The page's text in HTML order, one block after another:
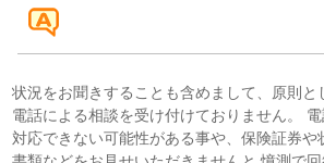
状況をお聞きすることも含めまして、原則と
電話による相談を受け付けておりません。
対応できない可能性がある事や、保険証券や